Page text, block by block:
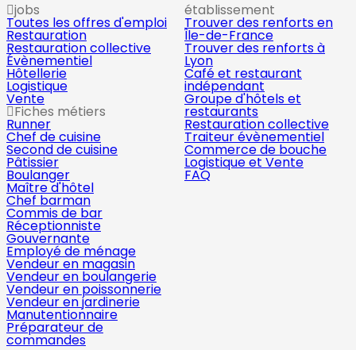
jobs
Toutes les offres d'emploi
Restauration
Restauration collective
Évènementiel
Hôtellerie
Logistique
Vente
Fiches métiers
Runner
Chef de cuisine
Second de cuisine
Pâtissier
Boulanger
Maître d'hôtel
Chef barman
Commis de bar
Réceptionniste
Gouvernante
Employé de ménage
Vendeur en magasin
Vendeur en boulangerie
Vendeur en poissonnerie
Vendeur en jardinerie
Manutentionnaire
Préparateur de
commandes
établissement
Trouver des renforts en
Île-de-France
Trouver des renforts à
Lyon
Café et restaurant
indépendant
Groupe d'hôtels et
restaurants
Restauration collective
Traiteur évènementiel
Commerce de bouche
Logistique et Vente
FAQ